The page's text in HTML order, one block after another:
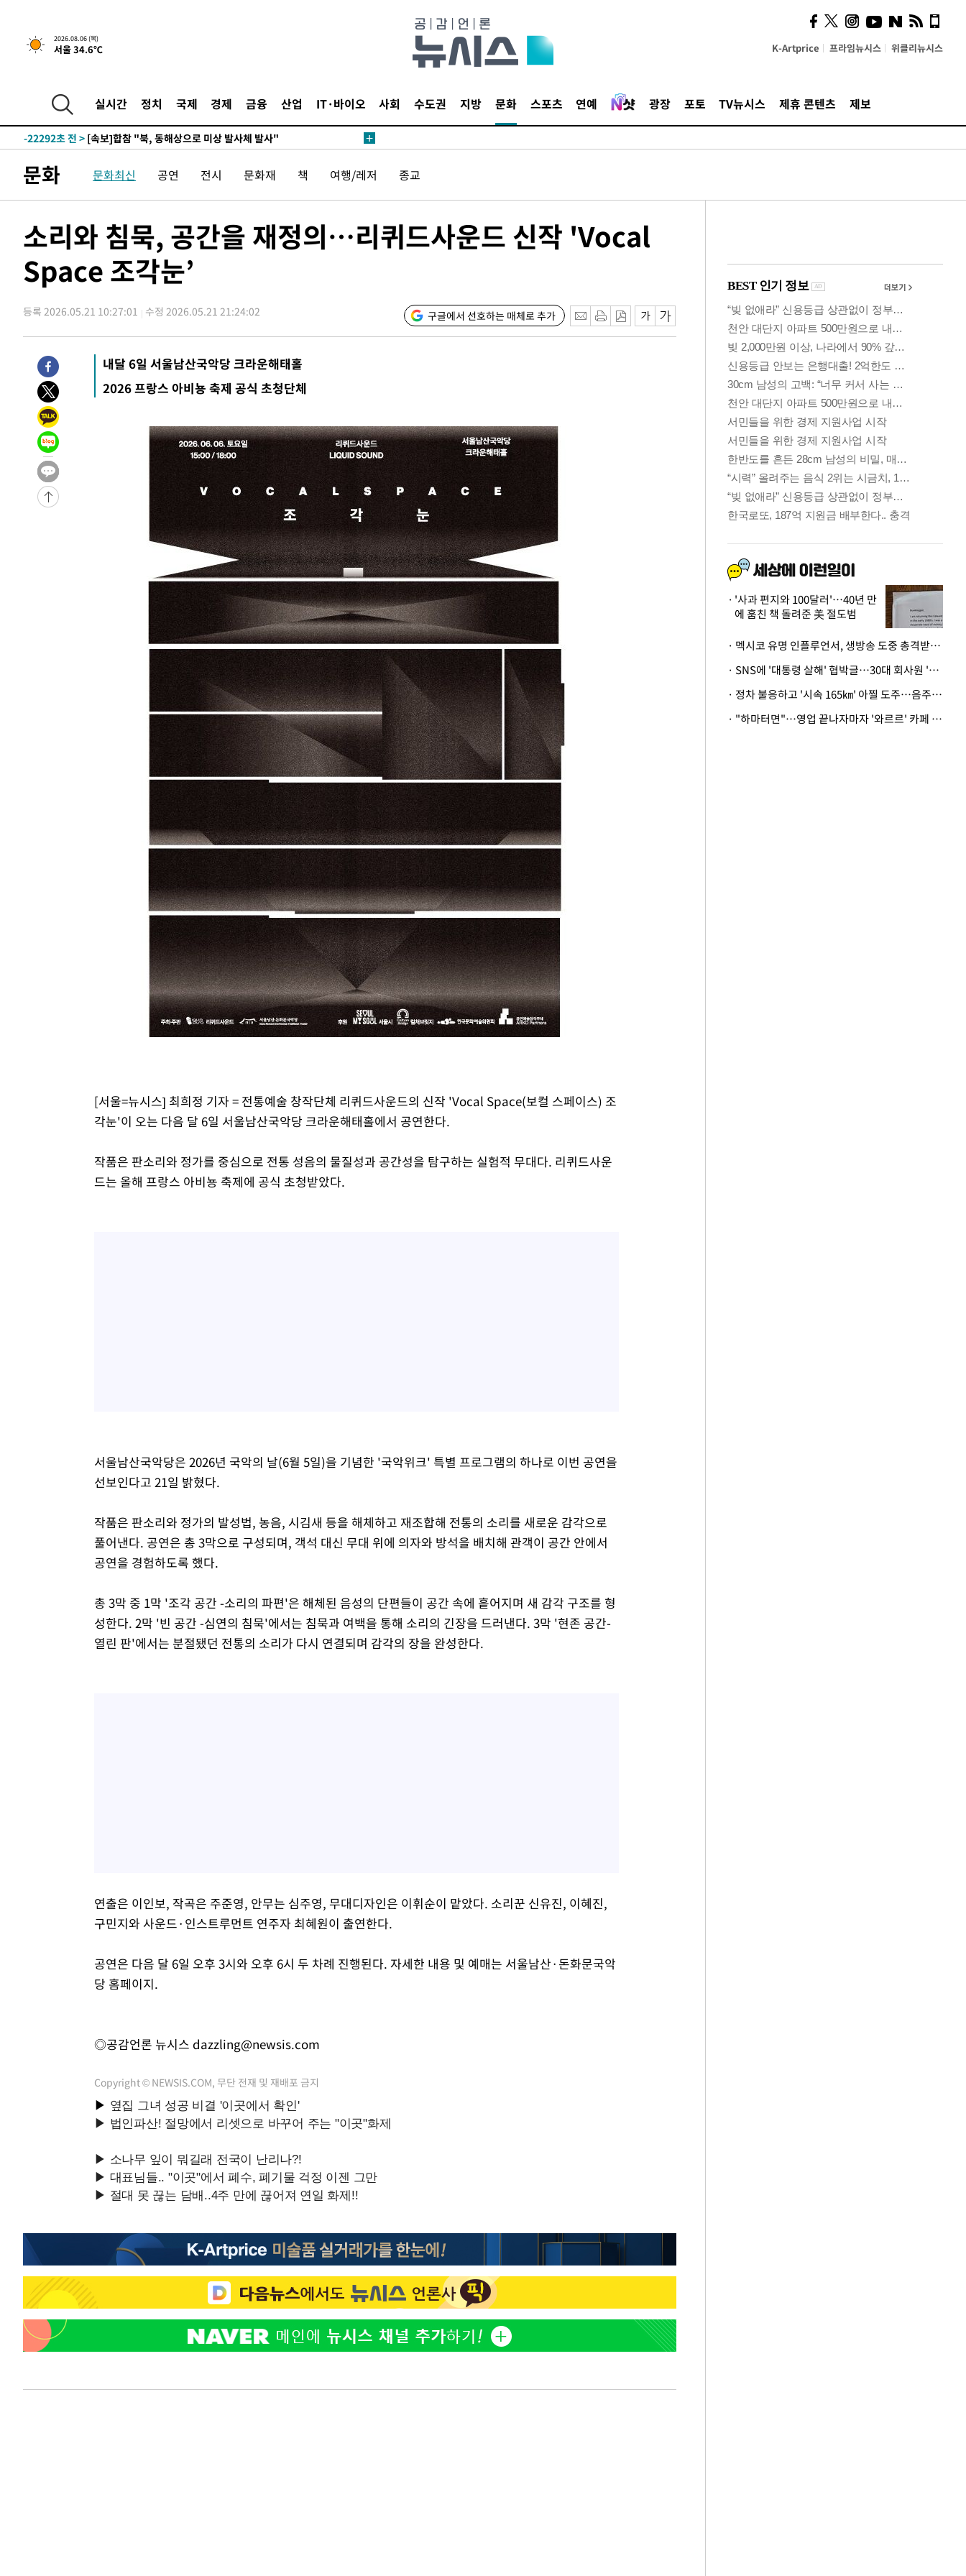
2026.08.06 (목)
서울 34.6℃ K-Artprice 프라임뉴시스 위클리뉴시스
실시간 정치 국제 경제 금융 산업 IT·바이오 사회 수도권 지방 문화 스포츠 연예 광장 포토 TV뉴시스 제휴 콘텐츠 제보
24분 전 >[속보]경찰, '홍명보 선임 논란' 대한축구협회·축구회관 등 압수수색
-24456초 전 >
日방위성, 北이 동해로 쏜 발사체는 탄도미사일 가능성
-22886초 전 >
-22292초 전 > [속보]합참 "북, 동해상으로 미상 발사체 발사"
-21647초 전 >
[속보]7~9일 프로야구 3연전도 폭염 취소…11일 재개
-21309초 전 >"韓 외환시장 개입 관측 배경엔 美의 대한국 무역적자 있어"
-20976초 전 >서울 낮 37.9도, 올여름 최고치 경신…영등포 순간 '40도'
-20538초 전 >
[속보]종합특검, 대검 추가 압수수색…내란 중요임무종사 혐의
-16633초 전 >[속보]코스닥, 800p 회복…0.26% 오른 801.67 마감
-16428초 전 >[속보]원·달러 환율, 0.7원 내린 1423.8원 마감
-14027초 전 >"여기 떨어졌다"…다누리, 스페이스X 로켓 달 충돌 흔적 포착
-11072초 전 >
손흥민, 5경기 연속골 실패…LAFC는 승부차기 끝 과달라하라 격파
-3673초 전 >
내일까지 39도 '펄펄'…기상청 "태풍 지나며 폭염 잠시 꺾인다"
-3310초 전 >
트럼프, 한국계 진보 주지사 후보 맹공…"공산주의가 최대 위협"
-3288초 전 >
3분 전 >[속보]산업장관 "李정부, 원전 반대 안해…안정 전력 위해 불가피"
24분 전 >
[속보]경찰, '홍명보 선임 논란' 대한축구협회·축구회관 등 압수수색
-24708초 전 >
[속보]합참 "北 발사체는 단거리탄도미사일…감시·경계태세 강
화"
-24456초 전 >
日방위성, 北이 동해로 쏜 발사체는 탄도미사일 가능성
[속보] SKT, 에이닷 서비스 장애 발생…"원인 파악 중"
[속보]합참 "북, 동해상으로 미상 발사체 발사"
'낮 최고 39도' 불볕더위…한밤 열대야도 계속[내일날씨]
[속보]7~9일 프로야구 3연전도 폭염 취소…11일 재개
"韓 외환시장 개입 관측 배경엔 美의 대한국 무역적자 있어"
'월드컵 탈락 후폭풍' 축구협회…초유의 압수수색에 '충격·당황'
서울 낮 37.9도, 올여름 최고치 경신…영등포 순간 '40도'
[속보]종합특검, 대검 추가 압수수색…내란 중요임무종사 혐의
[속보]코스닥, 800p 회복…0.26% 오른 801.67 마감
[속보]코스피, 301.88포인트(4.58%) 내린 6296.38 마감
[속보]원·달러 환율, 0.7원 내린 1423.8원 마감
"여기 떨어졌다"…다누리, 스페이스X 로켓 달 충돌 흔적 포착
손흥민, 5경기 연속골 실패…LAFC는 승부차기 끝 과달라하라 격파
내일까지 39도 '펄펄'…기상청 "태풍 지나며 폭염 잠시 꺾인다"
트럼프, 한국계 진보 주지사 후보 맹공…"공산주의가 최대 위협"
"美간섭에 합의 지연"…트럼프, '이란 호르무즈 통제권' 수용할까
[속보]산업장관 "李정부, 원전 반대 안해…안정 전력 위해 불가피"
[속보]경찰, '홍명보 선임 논란' 대한축구협회·축구회관 등 압수수색
문화 문화최신 공연 전시 문화재 책 여행/레저 종교
소리와 침묵, 공간을 재정의…리퀴드사운드 신작 'Vocal
Space 조각눈’
등록 2026.05.21 10:27:01 수정 2026.05.21 21:24:02 구글에서 선호하는 매체로 추가
내달 6일 서울남산국악당 크라운해태홀
2026 프랑스 아비뇽 축제 공식 초청단체
[서울=뉴시스] 최희정 기자 = 전통예술 창작단체 리퀴드사운드의 신작 'Vocal Space(보컬 스페이스) 조
각눈'이 오는 다음 달 6일 서울남산국악당 크라운해태홀에서 공연한다.
작품은 판소리와 정가를 중심으로 전통 성음의 물질성과 공간성을 탐구하는 실험적 무대다. 리퀴드사운
드는 올해 프랑스 아비뇽 축제에 공식 초청받았다.
서울남산국악당은 2026년 국악의 날(6월 5일)을 기념한 '국악위크' 특별 프로그램의 하나로 이번 공연을
선보인다고 21일 밝혔다.
작품은 판소리와 정가의 발성법, 농음, 시김새 등을 해체하고 재조합해 전통의 소리를 새로운 감각으로
풀어낸다. 공연은 총 3막으로 구성되며, 객석 대신 무대 위에 의자와 방석을 배치해 관객이 공간 안에서
공연을 경험하도록 했다.
총 3막 중 1막 '조각 공간 -소리의 파편'은 해체된 음성의 단편들이 공간 속에 흩어지며 새 감각 구조를 형
성한다. 2막 '빈 공간 -심연의 침묵'에서는 침묵과 여백을 통해 소리의 긴장을 드러낸다. 3막 '현존 공간-
열린 판'에서는 분절됐던 전통의 소리가 다시 연결되며 감각의 장을 완성한다.
연출은 이인보, 작곡은 주준영, 안무는 심주영, 무대디자인은 이휘순이 맡았다. 소리꾼 신유진, 이혜진,
구민지와 사운드·인스트루먼트 연주자 최혜원이 출연한다.
공연은 다음 달 6일 오후 3시와 오후 6시 두 차례 진행된다. 자세한 내용 및 예매는 서울남산·돈화문국악
당 홈페이지.
◎공감언론 뉴시스 dazzling@newsis.com
Copyright © NEWSIS.COM, 무단 전재 및 재배포 금지
의견, 국토부·LH에 충실히
전달할 것"
'사과 편지와 100달러'…40년 만
에 훔친 책 돌려준 美 절도범
· 멕시코 유명 인플루언서, 생방송 도중 총격받아 사망
· SNS에 '대통령 살해' 협박글…30대 회사원 '불구속 송치'
· 정차 불응하고 '시속 165㎞' 아찔 도주…음주운전자 체포
· "하마터면"…영업 끝나자마자 '와르르' 카페 테라스 덮친 대리석 외벽